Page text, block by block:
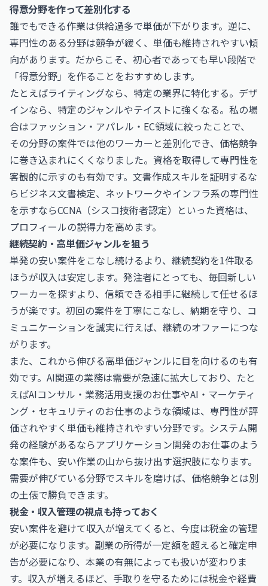
得意分野を作って差別化する
誰でもできる作業は供給過多で単価が下がります。逆に、
専門性のある分野は競争が緩く、単価も維持されやすい傾
向があります。だからこそ、初心者であっても早い段階で
「得意分野」を作ることをおすすめします。
たとえばライティングなら、特定の業界に特化する。デザ
インなら、特定のジャンルやテイストに強くなる。私の場
合はファッション・アパレル・EC領域に絞ったことで、
その分野の案件では他のワーカーと差別化でき、価格競争
に巻き込まれにくくなりました。資格を取得して専門性を
客観的に示すのも有効です。文書作成スキルを証明するな
ら ビジネス文書検定、ネットワークやインフラ系の専門性
を示すならCCNA（シスコ技術者認定） といった資格は、
プロフィールの説得力を高めます。
継続契約・高単価ジャンルを狙う
単発の安い案件をこなし続けるより、継続契約を1件取る
ほうが収入は安定します。発注者にとっても、毎回新しい
ワーカーを探すより、信頼できる相手に継続して任せるほ
うが楽です。初回の案件を丁寧にこなし、納期を守り、コ
ミュニケーションを誠実に行えば、継続のオファーにつな
がります。
また、これから伸びる高単価ジャンルに目を向けるのも有
効です。AI関連の業務は需要が急速に拡大しており、たと
えばAIコンサル・業務活用支援のお仕事やAI・マーケティ
ング・セキュリティのお仕事のような領域は、専門性が評
価されやすく単価も維持されやすい分野です。システム開
発の経験があるならアプリケーション開発のお仕事のよう
な案件も、安い作業の山から抜け出す選択肢になります。
需要が伸びている分野でスキルを磨けば、価格競争とは別
の土俵で勝負できます。
税金・収入管理の視点も持っておく
安い案件を避けて収入が増えてくると、今度は税金の管理
が必要になります。副業の所得が一定額を超えると確定申
告が必要になり、本業の有無によっても扱いが変わりま
す。収入が増えるほど、手取りを守るためには税金や経費